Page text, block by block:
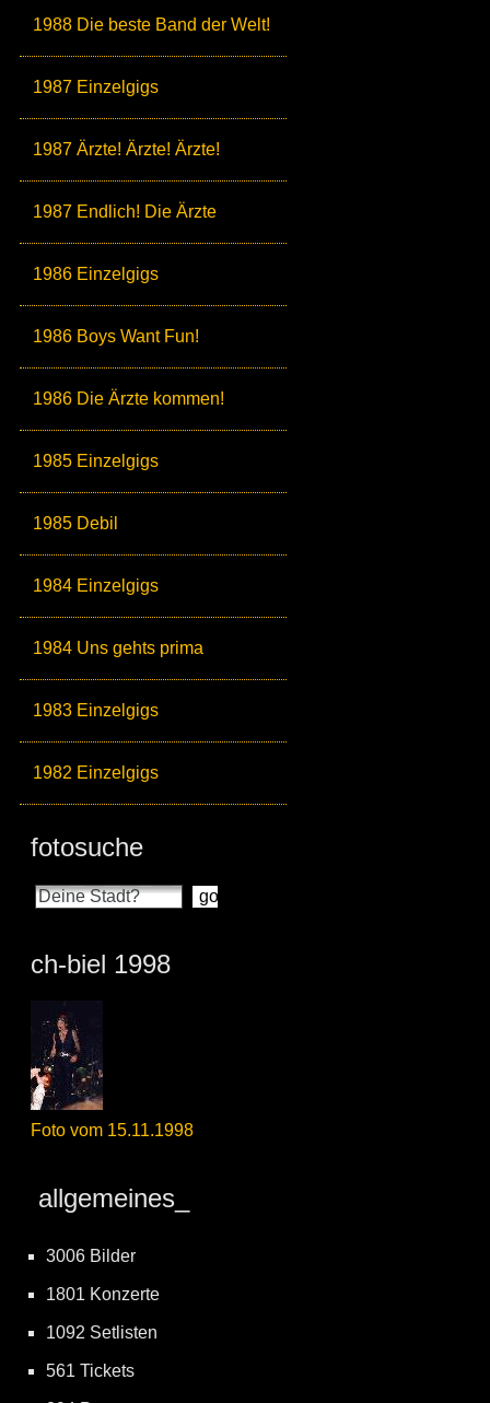
1988 Die beste Band der Welt!
1987 Einzelgigs
1987 Ärzte! Ärzte! Ärzte!
1987 Endlich! Die Ärzte
1986 Einzelgigs
1986 Boys Want Fun!
1986 Die Ärzte kommen!
1985 Einzelgigs
1985 Debil
1984 Einzelgigs
1984 Uns gehts prima
1983 Einzelgigs
1982 Einzelgigs
fotosuche
ch-biel 1998
Foto vom 15.11.1998
allgemeines_
3006 Bilder
1801 Konzerte
1092 Setlisten
561 Tickets